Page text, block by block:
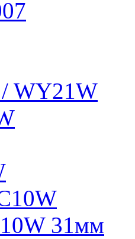
WY21W
31мм